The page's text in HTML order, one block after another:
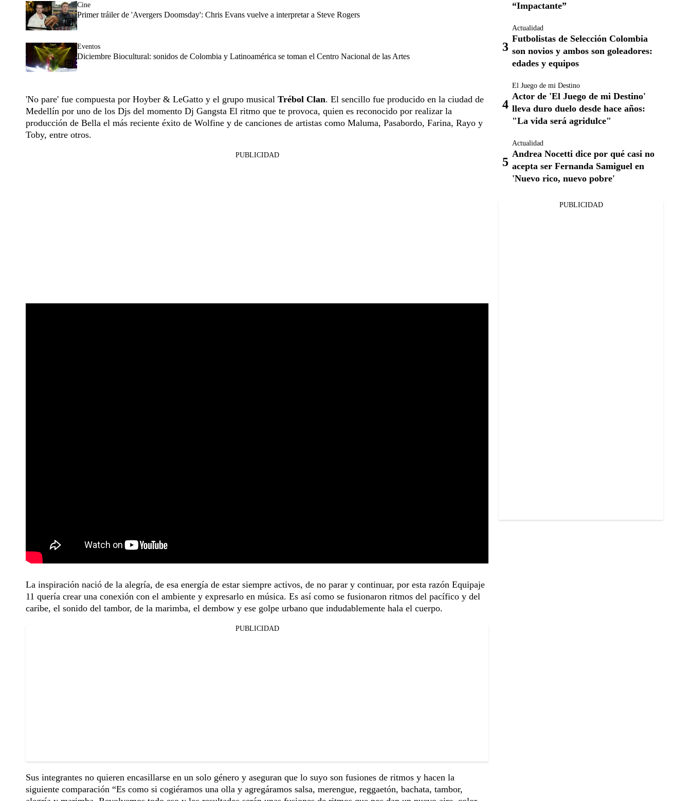
Cine
Primer tráiler de 'Avergers Doomsday': Chris Evans vuelve a interpretar a Steve Rogers
Eventos
Diciembre Biocultural: sonidos de Colombia y Latinoamérica se toman el Centro Nacional de las Artes
'No pare' fue compuesta por Hoyber & LeGatto y el grupo musical Trébol Clan. El sencillo fue producido en la ciudad de
Medellín por uno de los Djs del momento Dj Gangsta El ritmo que te provoca, quien es reconocido por realizar la
producción de Bella el más reciente éxito de Wolfine y de canciones de artistas como Maluma, Pasabordo, Farina, Rayo y
Toby, entre otros.
PUBLICIDAD
La inspiración nació de la alegría, de esa energía de estar siempre activos, de no parar y continuar, por esta razón Equipaje
11 quería crear una conexión con el ambiente y expresarlo en música. Es así como se fusionaron ritmos del pacífico y del
caribe, el sonido del tambor, de la marimba, el dembow y ese golpe urbano que indudablemente hala el cuerpo.
PUBLICIDAD
Sus integrantes no quieren encasillarse en un solo género y aseguran que lo suyo son fusiones de ritmos y hacen la
siguiente comparación “Es como si cogiéramos una olla y agregáramos salsa, merengue, reggaetón, bachata, tambor,
“Impactante”
Actualidad
Futbolistas de Selección Colombia
son novios y ambos son goleadores:
edades y equipos
El Juego de mi Destino
Actor de 'El Juego de mi Destino'
lleva duro duelo desde hace años:
"La vida será agridulce"
Actualidad
Andrea Nocetti dice por qué casi no
acepta ser Fernanda Samiguel en
'Nuevo rico, nuevo pobre'
PUBLICIDAD